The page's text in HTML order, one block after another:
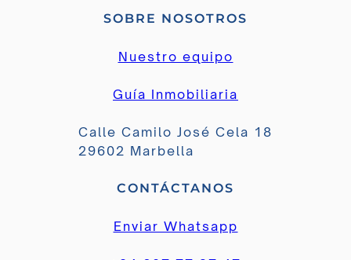
SOBRE NOSOTROS
Nuestro equipo
Guía Inmobiliaria
Calle Camilo José Cela 18
29602 Marbella
CONTÁCTANOS
Enviar Whatsapp